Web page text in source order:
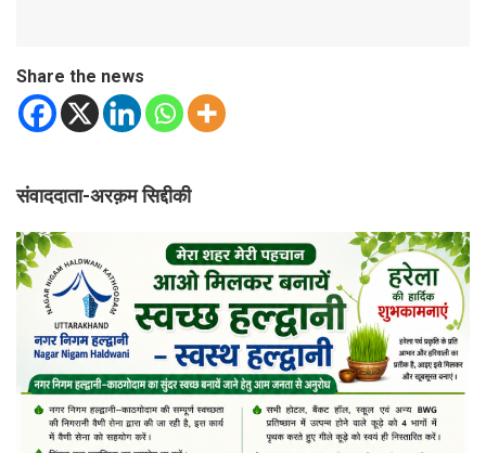
Share the news
संवाददाता-अरक़म सिद्दीकी